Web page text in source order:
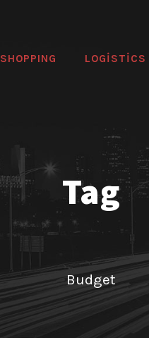
SHOPPING LOGİSTİCS
Tag
Budget